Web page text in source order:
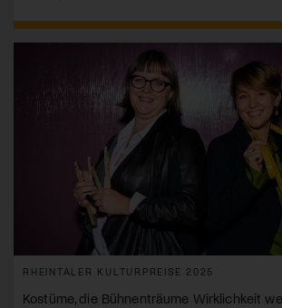
RHEINTALER KULTURPREISE 2025
Kostüme, die Bühnenträume Wirklichkeit